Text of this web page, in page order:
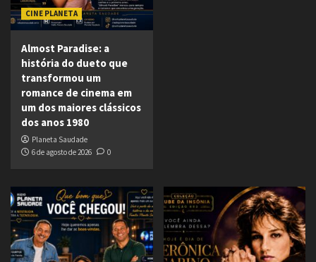
CINE PLANETA
Almost Paradise: a
história do dueto que
transformou um
romance de cinema em
um dos maiores clássicos
dos anos 1980
Planeta Saudade
6 de agosto de 2026
0